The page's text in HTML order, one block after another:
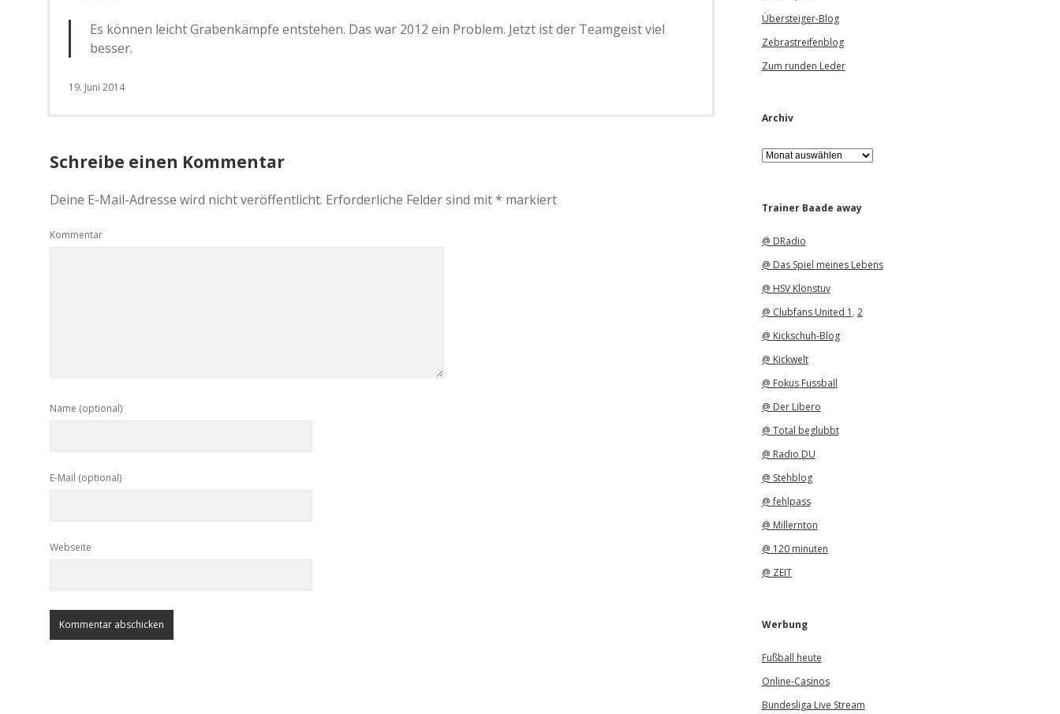
Es können leicht Grabenkämpfe entstehen. Das war 2012 ein Problem. Jetzt ist der Teamgeist viel
besser.
19. Juni 2014
Schreibe einen Kommentar
Deine E-Mail-Adresse wird nicht veröffentlicht. Erforderliche Felder sind mit* markiert
Kommentar
Name (optional)
E-Mail (optional)
Webseite
Übersteiger-Blog
Zebrastreifenblog
Zum runden Leder
Archiv
A
r
iTrainer Baade away
@ DRadio
@ Das Spiel meines Lebens
@ HSV Klönstuv
@ Clubfans United 1 , 2
@ Kickschuh-Blog
@ Kickwelt
@ Fokus Fussball
@ Der Libero
@ Total beglubbt
@ Radio DU
@ Stehblog
@ fehlpass
@ Millernton
@ 120 minuten
@ ZEIT
Werbung
Fußball heute
Online-Casinos
Bundesliga Live Stream